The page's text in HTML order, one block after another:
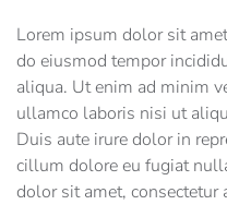
Lorem ipsum dolor sit
do eiusmod tempor
aliqua. Ut enim ad minim
ullamco laboris nisi ut
Duis aute irure dolor in
cillum dolore eu fugiat
dolor sit amet,